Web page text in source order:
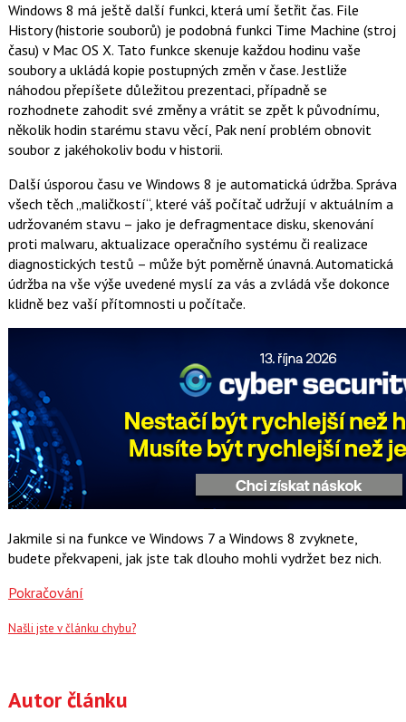
Windows 8 má ještě další funkci, která umí šetřit čas. File
History (historie souborů) je podobná funkci Time Machine (stroj
času) v Mac OS X. Tato funkce skenuje každou hodinu vaše
soubory a ukládá kopie postupných změn v čase. Jestliže
náhodou přepíšete důležitou prezentaci, případně se
rozhodnete zahodit své změny a vrátit se zpět k původnímu,
několik hodin starému stavu věcí, Pak není problém obnovit
soubor z jakéhokoliv bodu v historii.
Další úsporou času ve Windows 8 je automatická údržba. Správa
všech těch „maličkostí“, které váš počítač udržují v aktuálním a
udržovaném stavu – jako je defragmentace disku, skenování
proti malwaru, aktualizace operačního systému či realizace
diagnostických testů – může být poměrně únavná. Automatická
údržba na vše výše uvedené myslí za vás a zvládá vše dokonce
klidně bez vaší přítomnosti u počítače.
Jakmile si na funkce ve Windows 7 a Windows 8 zvyknete,
budete překvapeni, jak jste tak dlouho mohli vydržet bez nich.
Pokračování
Našli jste v článku chybu?
Autor článku